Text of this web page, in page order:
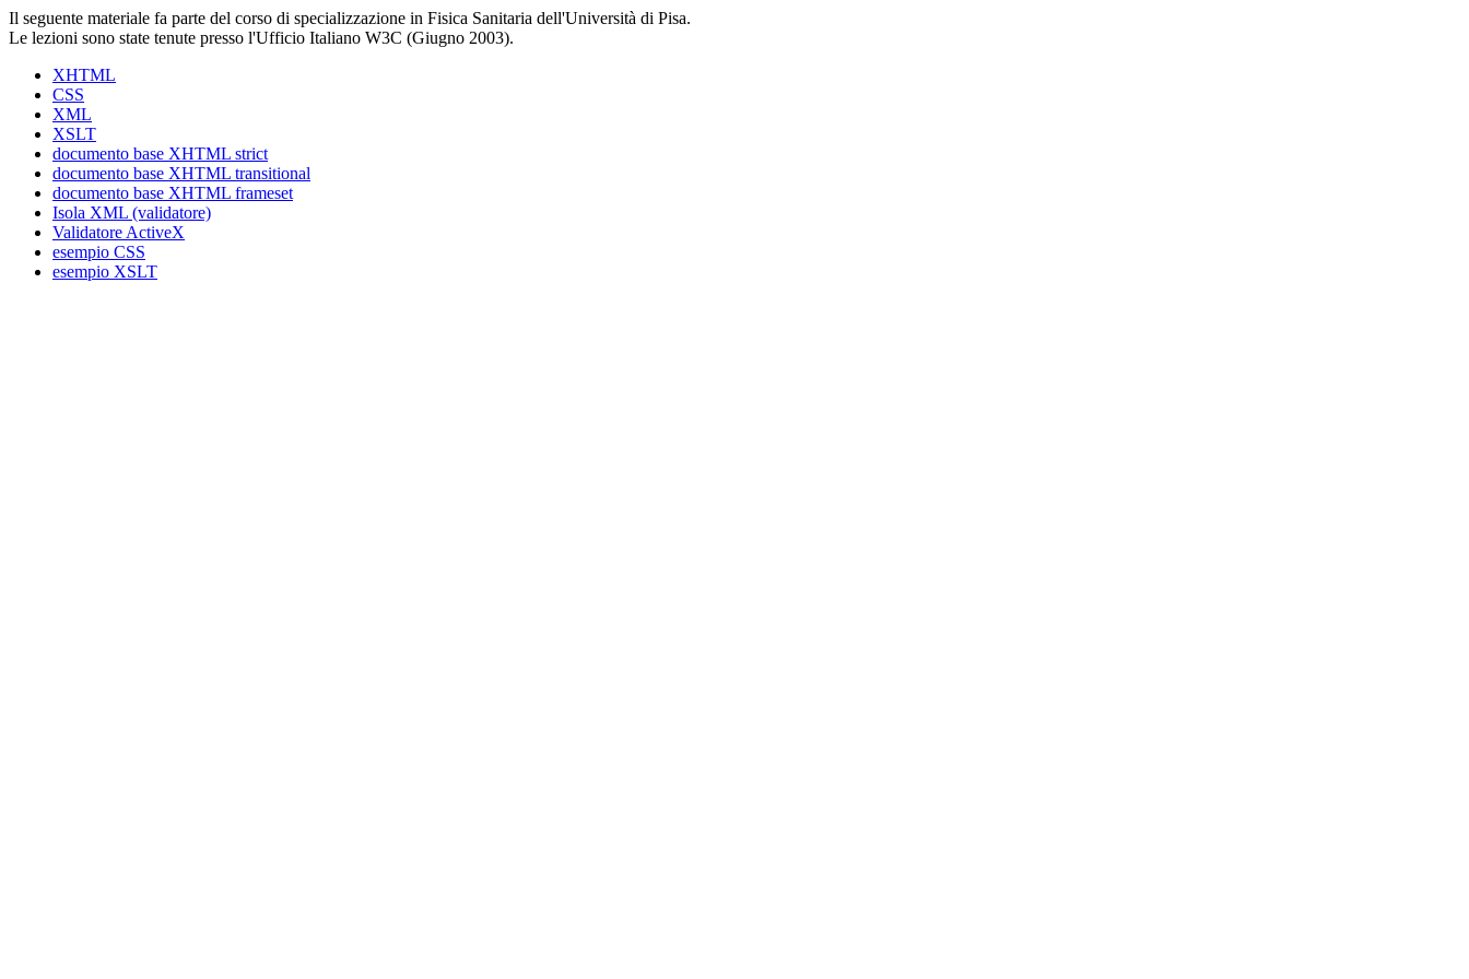
Il seguente materiale fa parte del corso di specializzazione in Fisica Sanitaria dell'Università di Pisa.
Le lezioni sono state tenute presso l'Ufficio Italiano W3C (Giugno 2003).
XHTML
CSS
XML
XSLT
documento base XHTML strict
documento base XHTML transitional
documento base XHTML frameset
Isola XML (validatore)
Validatore ActiveX
esempio CSS
esempio XSLT